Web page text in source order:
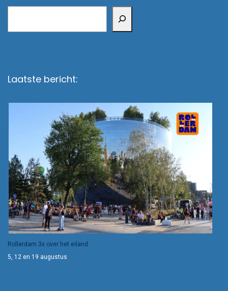
Laatste bericht:
Rollerdam 3x over het eiland
5, 12 en 19 augustus